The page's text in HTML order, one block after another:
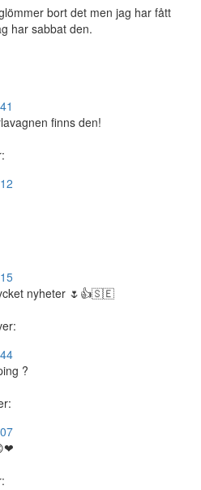
bort det men jag har fått
har sabbat den.
finns den!
nyheter 🌷👍🇸🇪
?